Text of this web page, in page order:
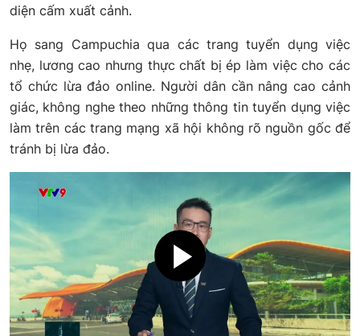
diện cấm xuất cảnh.
Họ sang Campuchia qua các trang tuyển dụng việc
nhẹ, lương cao nhưng thực chất bị ép làm việc cho các
tổ chức lừa đảo online. Người dân cần nâng cao cảnh
giác, không nghe theo những thông tin tuyển dụng việc
làm trên các trang mạng xã hội không rõ nguồn gốc để
tránh bị lừa đảo.